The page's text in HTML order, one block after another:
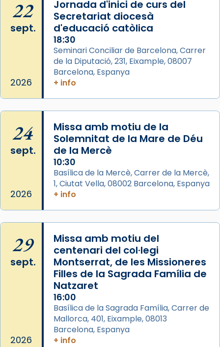
Semproniana, verges i màrtirs.
Acompanyant la història de sant Cugat, a
partir de l’Edat Mitjana sorgeix la tradició
que les santes Juliana (“relatiu a Júlia”) i
Semproniana (“relatiu a Semprònia =
eterna”) són deixebles seves. I l’any 1667, el
frare Joan Gaspar Roig, afirma en una obra
Foto
View on Facebook · Share
22
sept.
2026
Jornada d'inici de curs del
Secretariat diocesà
d'educació catòlica
18:30
Seminari Conciliar de Barcelona, Carrer
de la Diputació, 231, Eixample, 08007
Barcelona, Espanya
+ info
24
sept.
2026
Missa amb motiu de la
Solemnitat de la Mare de Déu
de la Mercè
10:30
Basílica de la Mercè, Carrer de la Mercè,
1, Ciutat Vella, 08002 Barcelona, Espanya
+ info
29
sept.
2026
Missa amb motiu del
centenari del col·legi
Montserrat, de les Missioneres
Filles de la Sagrada Família de
Natzaret
16:00
Basílica de la Sagrada Família, Carrer de
Mallorca, 401, Eixample, 08013
Barcelona, Espanya
+ info